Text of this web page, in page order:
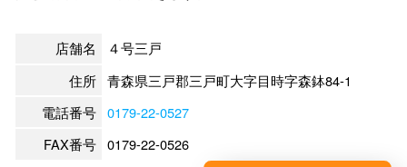
店舗名
４号三戸
住所 青森県三戸郡三戸町大字目時字森鉢84-1
電話番号 0179-22-0527
FAX番号 0179-22-0526